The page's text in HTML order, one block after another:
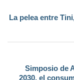
La pelea entre
Simposio de
2030, el